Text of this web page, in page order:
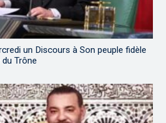
un Discours à Son peuple fidèle
Trône